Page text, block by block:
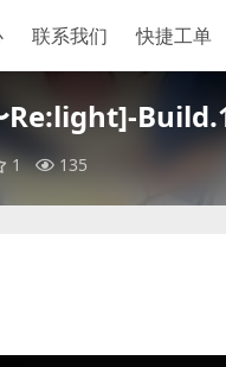
联系我们 快捷工单
Re:light]-
1 135